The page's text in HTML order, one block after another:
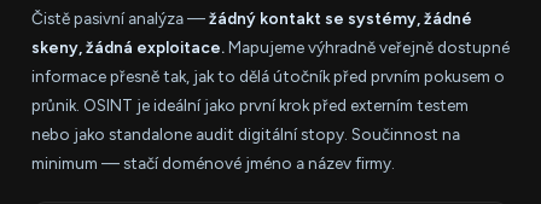
Čistě pasivní analýza —žádný kontakt se systémy, žádné
skeny, žádná exploitace. Mapujeme výhradně veřejně dostupné
informace přesně tak, jak to dělá útočník před prvním pokusem o
průnik. OSINT je ideální jako první krok před externím testem
nebo jako standalone audit digitální stopy. Součinnost na
minimum — stačí doménové jméno a název firmy.